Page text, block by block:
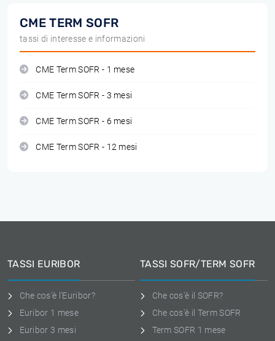
CME TERM SOFR
tassi di interesse e informazioni
CME Term SOFR - 1 mese
CME Term SOFR - 3 mesi
CME Term SOFR - 6 mesi
CME Term SOFR - 12 mesi
TASSI EURIBOR
Che cos'è l'Euribor?
Euribor 1 mese
Euribor 3 mesi
TASSI SOFR/TERM SOFR
Che cos'è il SOFR?
Che cos'è il Term SOFR
Term SOFR 1 mese